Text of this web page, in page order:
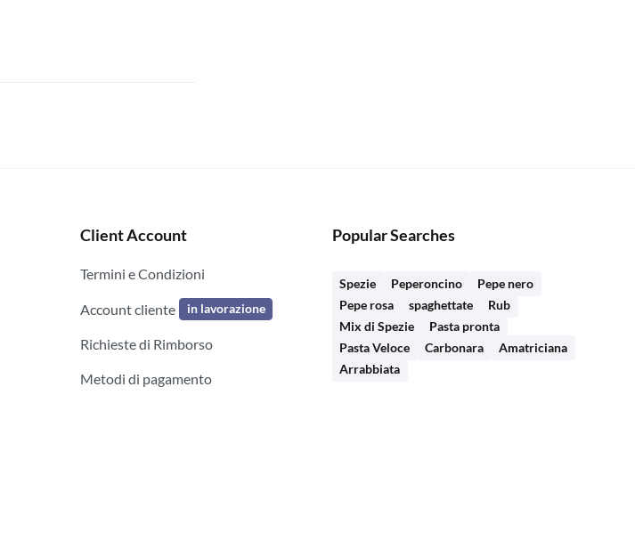
Client Account
Termini e Condizioni
Account cliente in lavorazione
Richieste di Rimborso
Metodi di pagamento
Popular Searches
Spezie Peperoncino
Pepe nero
Pepe rosa
spaghettate
Rub
Mix di Spezie
Pasta pronta
Pasta Veloce
Carbonara
Amatriciana
Arrabbiata